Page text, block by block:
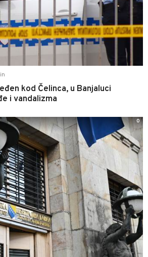
kod Čelinca, u Banjaluci
i vandalizma
0